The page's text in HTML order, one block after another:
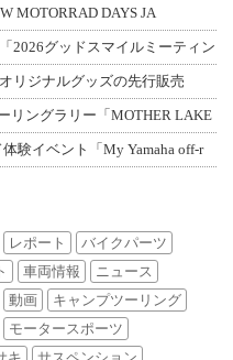
MOTORRAD DAYS JA
2026グッドスマイルミーティン
リジナルグッズの先行販売
リングラリー「MOTHER LAKE
験イベント「My Yamaha off-r
レポート
バイクパーツ
車両情報
ニュース
動画
キャンプツーリング
モータースポーツ